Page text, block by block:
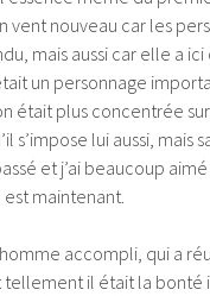
vent nouveau car les
mais aussi car elle a ici
un personnage
était plus concentrée
s’impose lui aussi, mais
et j’ai beaucoup
maintenant.
accompli, qui a
tellement il était la